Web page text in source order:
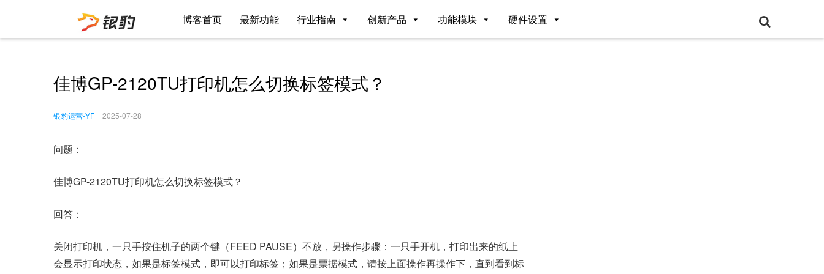
博客首页 最新功能 行业指南 创新产品 功能模块 硬件设置
佳博GP-2120TU打印机怎么切换标签模式？
银豹运营-YF 2025-07-28
问题：
佳博GP-2120TU打印机怎么切换标签模式？
回答：
关闭打印机，一只手按住机子的两个键（FEED PAUSE）不放，另操作步骤：一只手开机，打印出来的纸上
会显示打印状态，如果是标签模式，即可以打印标签；如果是票据模式，请按上面操作再操作下，直到看到标